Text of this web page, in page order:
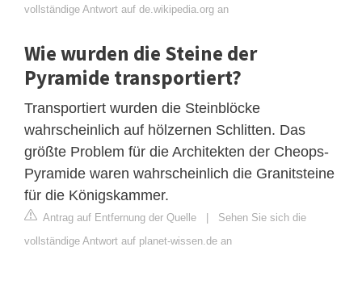
vollständige Antwort auf de.wikipedia.org an
Wie wurden die Steine der
Pyramide transportiert?
Transportiert wurden die Steinblöcke
wahrscheinlich auf hölzernen Schlitten. Das
größte Problem für die Architekten der Cheops-
Pyramide waren wahrscheinlich die Granitsteine
für die Königskammer.
Antrag auf Entfernung der Quelle
Sehen Sie sich die
vollständige Antwort auf planet-wissen.de an